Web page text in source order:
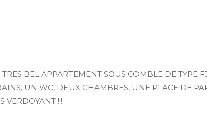
BEL APPARTEMENT SOUS COMBLE DE
UN WC, DEUX CHAMBRES, UNE PLACE DE
VERDOYANT !!!